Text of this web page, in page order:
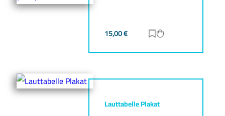
15,00€ Zur Merkliste
Lauttabelle Plakat